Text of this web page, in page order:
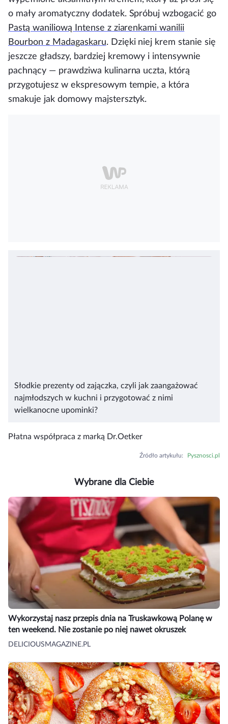
o mały aromatyczny dodatek. Spróbuj wzbogacić go
Pastą waniliową Intense z ziarenkami wanilii
Bourbon z Madagaskaru. Dzięki niej krem stanie się
jeszcze gładszy, bardziej kremowy i intensywnie
pachnący — prawdziwa kulinarna uczta, którą
przygotujesz w ekspresowym tempie, a która
smakuje jak domowy majstersztyk.
Słodkie prezenty od zajączka, czyli jak zaangażować
najmłodszych w kuchni i przygotować z nimi
wielkanocne upominki?
Płatna współpraca z marką Dr.Oetker
Źródło artykułu: Pysznosci.pl
Wybrane dla Ciebie
Wykorzystaj nasz przepis dnia na Truskawkową Polanę w
ten weekend. Nie zostanie po niej nawet okruszek
DELICIOUSMAGAZINE.PL